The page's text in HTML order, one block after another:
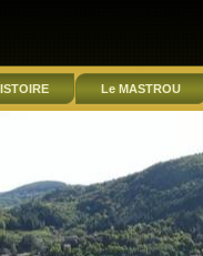
Le MASTROU